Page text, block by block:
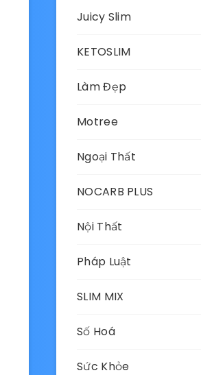
Juicy Slim
KETOSLIM
Làm Đẹp
Motree
Ngoại Thất
NOCARB PLUS
Nội Thất
Pháp Luật
SLIM MIX
Số Hoá
Sức Khỏe